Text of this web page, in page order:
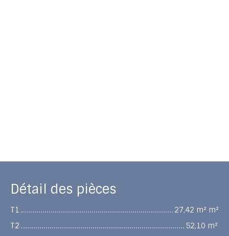
Détail des pièces
T1
27,42 m² m²
T2
52,10 m²